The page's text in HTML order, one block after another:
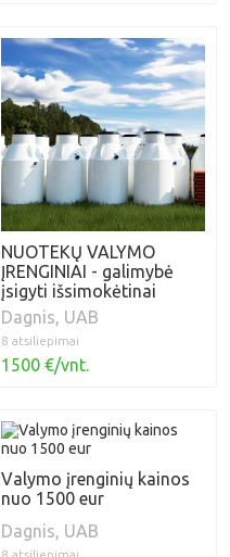
NUOTEKŲ VALYMO
ĮRENGINIAI - galimybė
įsigyti išsimokėtinai
Dagnis, UAB
8 atsiliepimai
1500 €/vnt.
Valymo įrenginių kainos
nuo 1500 eur
Dagnis, UAB
8 atsiliepimai